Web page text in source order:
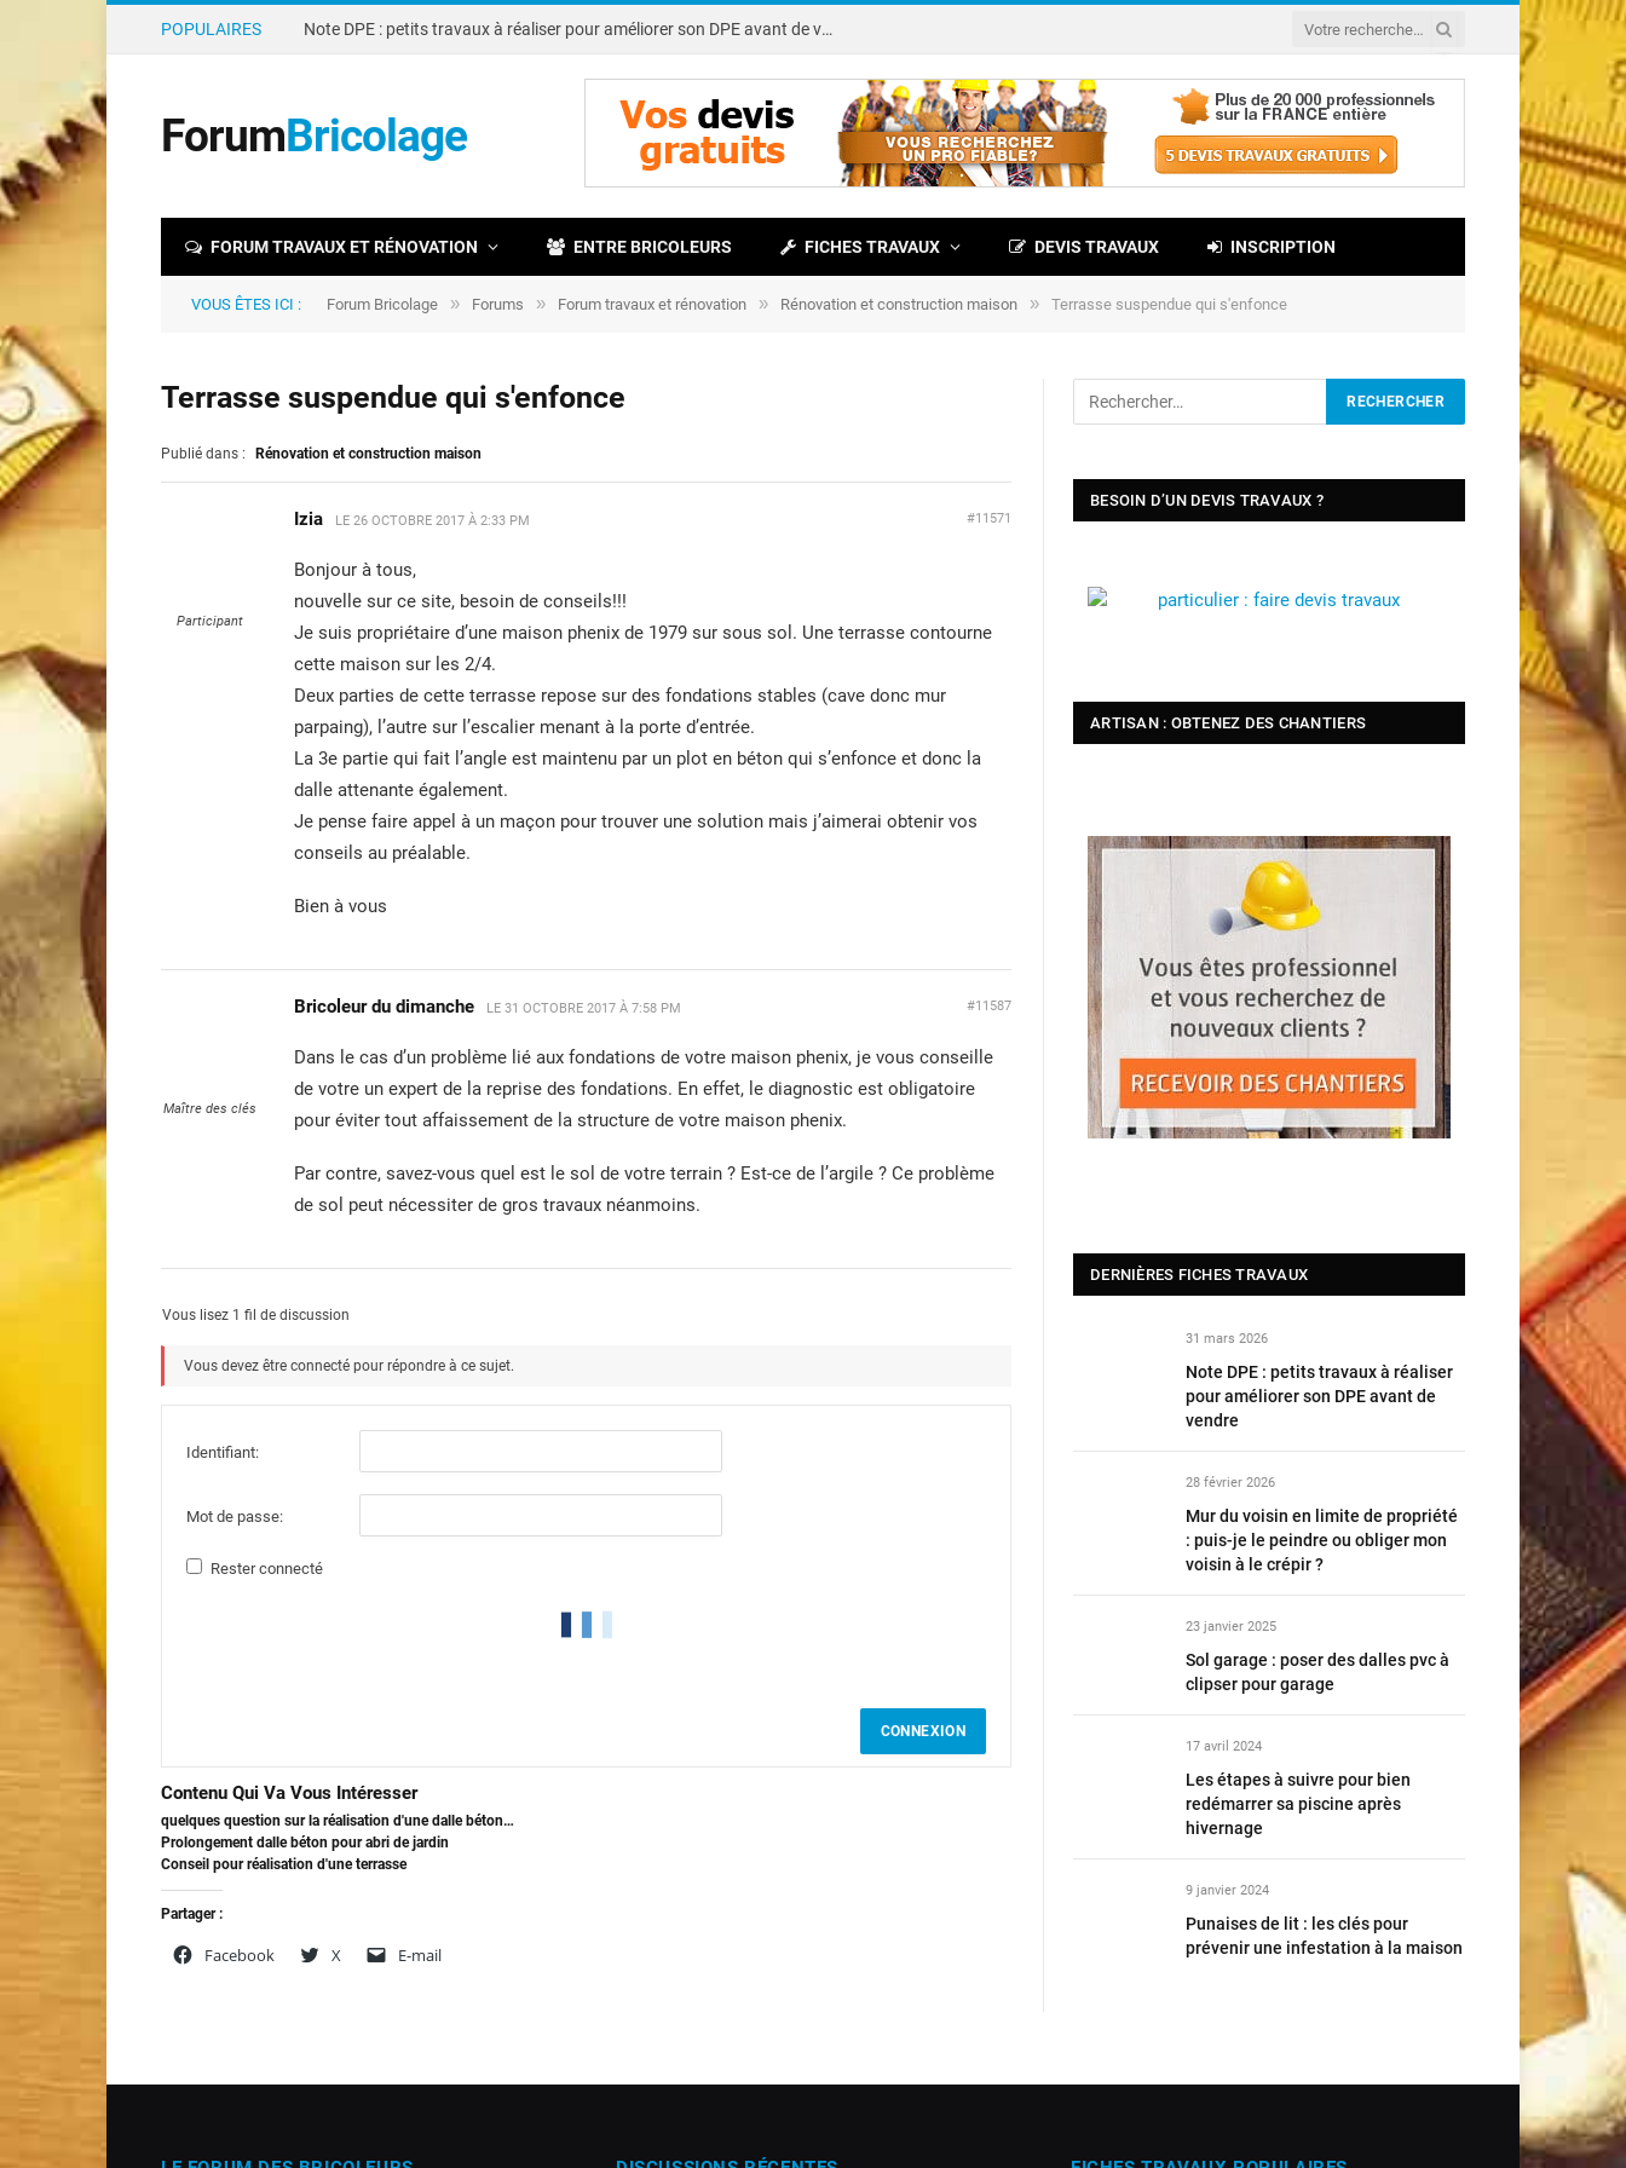
POPULAIRES Note DPE : petits travaux à réaliser pour améliorer son DPE avant de vendre
ForumBricolage
FORUM TRAVAUX ET RÉNOVATION ENTRE BRICOLEURS FICHES TRAVAUX DEVIS TRAVAUX INSCRIPTION
VOUS ÊTES ICI : Forum Bricolage » Forums » Forum travaux et rénovation » Rénovation et construction maison » Terrasse suspendue qui s'enfonce
Terrasse suspendue qui s'enfonce
Publié dans : Rénovation et construction maison
Participant
Izia LE 26 OCTOBRE 2017 À 2:33 PM #11571
Bonjour à tous,
nouvelle sur ce site, besoin de conseils!!!
Je suis propriétaire d’une maison phenix de 1979 sur sous sol. Une terrasse contourne
cette maison sur les 2/4.
Deux parties de cette terrasse repose sur des fondations stables (cave donc mur
parpaing), l’autre sur l’escalier menant à la porte d’entrée.
La 3e partie qui fait l’angle est maintenu par un plot en béton qui s’enfonce et donc la
dalle attenante également.
Je pense faire appel à un maçon pour trouver une solution mais j’aimerai obtenir vos
conseils au préalable.
Bien à vous
Maître des clés
Bricoleur du dimanche LE 31 OCTOBRE 2017 À 7:58 PM #11587
Dans le cas d’un problème lié aux fondations de votre maison phenix, je vous conseille
de votre un expert de la reprise des fondations. En effet, le diagnostic est obligatoire
pour éviter tout affaissement de la structure de votre maison phenix.
Par contre, savez-vous quel est le sol de votre terrain ? Est-ce de l’argile ? Ce problème
de sol peut nécessiter de gros travaux néanmoins.
Vous lisez 1 fil de discussion
Vous devez être connecté pour répondre à ce sujet.
Identifiant:
Mot de passe:
Rester connecté
CONNEXION
Contenu Qui Va Vous Intéresser
quelques question sur la réalisation d'une dalle béton…
Prolongement dalle béton pour abri de jardin
Conseil pour réalisation d'une terrasse
Partager :
Facebook X E-mail
BESOIN D’UN DEVIS TRAVAUX ?
ARTISAN : OBTENEZ DES CHANTIERS
DERNIÈRES FICHES TRAVAUX
31 mars 2026
Note DPE : petits travaux à réaliser
pour améliorer son DPE avant de
vendre
28 février 2026
Mur du voisin en limite de propriété
: puis-je le peindre ou obliger mon
voisin à le crépir ?
23 janvier 2025
Sol garage : poser des dalles pvc à
clipser pour garage
17 avril 2024
Les étapes à suivre pour bien
redémarrer sa piscine après
hivernage
9 janvier 2024
Punaises de lit : les clés pour
prévenir une infestation à la maison